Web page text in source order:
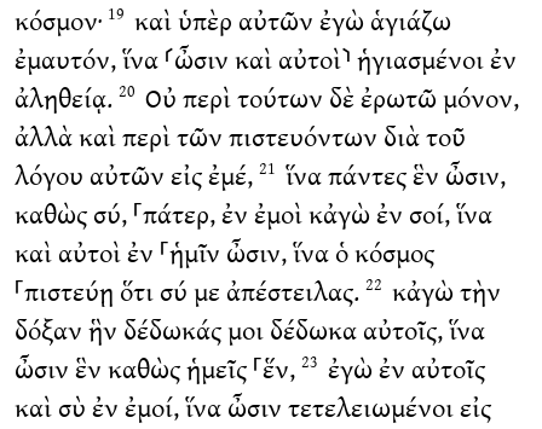
κόσμον· 19 καὶ ὑπὲρ αὐτῶν ἐγὼ ἁγιάζω
ἐμαυτόν, ἵνα ⸂ὦσιν καὶ αὐτοὶ⸃ ἡγιασμένοι ἐν
ἀληθείᾳ. 20 Οὐ περὶ τούτων δὲ ἐρωτῶ μόνον,
ἀλλὰ καὶ περὶ τῶν πιστευόντων διὰ τοῦ
λόγου αὐτῶν εἰς ἐμέ, 21 ἵνα πάντες ἓν ὦσιν,
καθὼς σύ, ⸀πάτερ, ἐν ἐμοὶ κἀγὼ ἐν σοί, ἵνα
καὶ αὐτοὶ ἐν ⸀ἡμῖν ὦσιν, ἵνα ὁ κόσμος
⸀πιστεύῃ ὅτι σύ με ἀπέστειλας. 22 κἀγὼ τὴν
δόξαν ἣν δέδωκάς μοι δέδωκα αὐτοῖς, ἵνα
ὦσιν ἓν καθὼς ἡμεῖς ⸀ἕν, 23 ἐγὼ ἐν αὐτοῖς
καὶ σὺ ἐν ἐμοί, ἵνα ὦσιν τετελειωμένοι εἰς